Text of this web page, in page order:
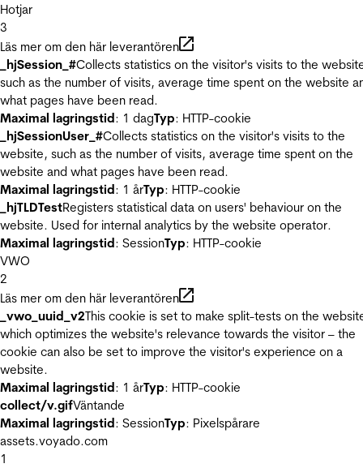
Hotjar
3
Läs mer om den här leverantören
_hjSession_#Collects statistics on the visitor's visits to the
such as the number of visits, average time spent on the website
what pages have been read.
Maximal lagringstid: 1 dagTyp: HTTP-cookie
_hjSessionUser_#Collects statistics on the visitor's visits to the
website, such as the number of visits, average time spent on the
website and what pages have been read.
Maximal lagringstid: 1 årTyp: HTTP-cookie
_hjTLDTestRegisters statistical data on users' behaviour on the
website. Used for internal analytics by the website operator.
Maximal lagringstid: SessionTyp: HTTP-cookie
VWO
2
Läs mer om den här leverantören
_vwo_uuid_v2This cookie is set to make split-tests on the
which optimizes the website's relevance towards the visitor – the
cookie can also be set to improve the visitor's experience on a
website.
Maximal lagringstid: 1 årTyp: HTTP-cookie
collect/v.gifVäntande
Maximal lagringstid: SessionTyp: Pixelspårare
assets.voyado.com
1